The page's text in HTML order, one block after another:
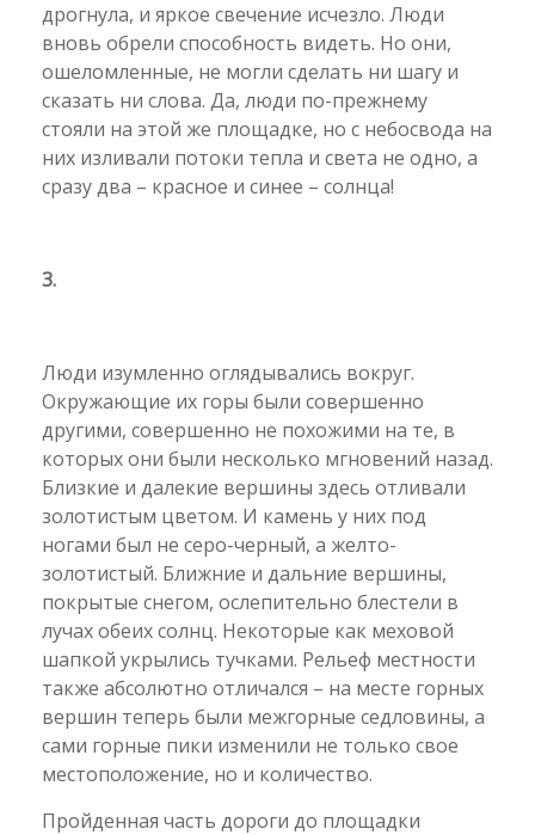
дрогнула, и яркое свечение исчезло. Люди
вновь обрели способность видеть. Но они,
ошеломленные, не могли сделать ни шагу и
сказать ни слова. Да, люди по-прежнему
стояли на этой же площадке, но с небосвода на
них изливали потоки тепла и света не одно, а
сразу два – красное и синее – солнца!
3.
Люди изумленно оглядывались вокруг.
Окружающие их горы были совершенно
другими, совершенно не похожими на те, в
которых они были несколько мгновений назад.
Близкие и далекие вершины здесь отливали
золотистым цветом. И камень у них под
ногами был не серо-черный, а желто-
золотистый. Ближние и дальние вершины,
покрытые снегом, ослепительно блестели в
лучах обеих солнц. Некоторые как меховой
шапкой укрылись тучками. Рельеф местности
также абсолютно отличался – на месте горных
вершин теперь были межгорные седловины, а
сами горные пики изменили не только свое
местоположение, но и количество.
Пройденная часть дороги до площадки